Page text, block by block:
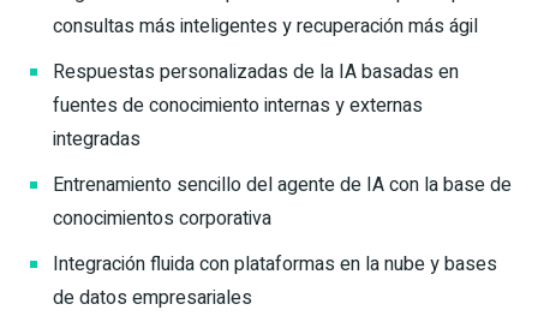
consultas más inteligentes y recuperación más ágil
Respuestas personalizadas de la IA basadas en
fuentes de conocimiento internas y externas
integradas
Entrenamiento sencillo del agente de IA con la base de
conocimientos corporativa
Integración fluida con plataformas en la nube y bases
de datos empresariales